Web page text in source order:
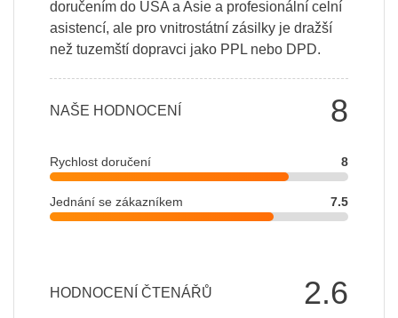
doručením do USA a Asie a profesionální celní
asistencí, ale pro vnitrostátní zásilky je dražší
než tuzemští dopravci jako PPL nebo DPD.
8
NAŠE HODNOCENÍ
Rychlost doručení 8
Jednání se zákazníkem 7.5
2.6
HODNOCENÍ ČTENÁŘŮ